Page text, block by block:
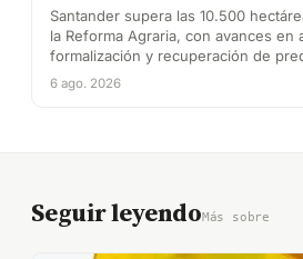
Santander supera las 10.500
la Reforma Agraria, con avances en
formalización y recuperación de
6 ago. 2026
Seguir leyendoMás sobre